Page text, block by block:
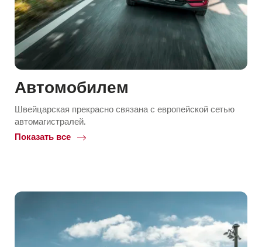
Автомобилем
Швейцарская прекрасно связана с европейской сетью
автомагистралей.
Показать все
Common.Of